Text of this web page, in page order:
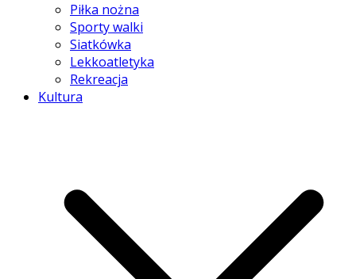
Piłka nożna
Sporty walki
Siatkówka
Lekkoatletyka
Rekreacja
Kultura